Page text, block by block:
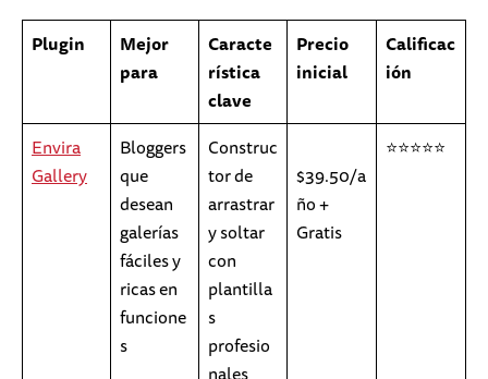
Plugin
Mejor
para
Caracte
rística
clave
Precio
inicial
Calificac
ión
Envira
Gallery
Bloggers
que
desean
galerías
fáciles y
ricas en
funcione
s
Construc
tor de
arrastrar
y soltar
con
plantilla
s
profesio
$39.50/a
ño +
Gratis
⭐⭐⭐⭐⭐